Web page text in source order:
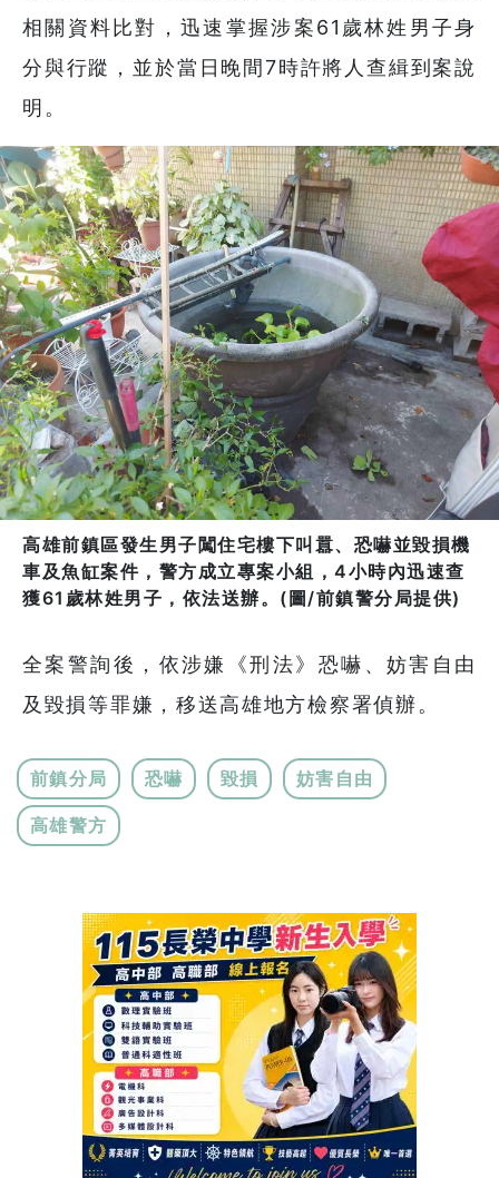
相關資料比對，迅速掌握涉案61歲林姓男子身
分與行蹤，並於當日晚間7時許將人查緝到案說
明。
高雄前鎮區發生男子闖住宅樓下叫囂、恐嚇並毀損機
車及魚缸案件，警方成立專案小組，4小時內迅速查
獲61歲林姓男子，依法送辦。(圖/前鎮警分局提供)
全案警詢後，依涉嫌《刑法》恐嚇、妨害自由
及毀損等罪嫌，移送高雄地方檢察署偵辦。
前鎮分局 恐嚇 毀損 妨害自由
高雄警方